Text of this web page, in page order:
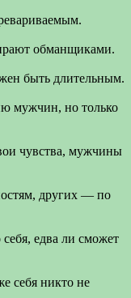
обманщиками.
быть длительным.
мужчин, но только
чувства, мужчины
других — по
едва ли сможет
себя никто не